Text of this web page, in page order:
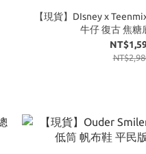
【現貨】DIsney x
牛仔 復古 焦糖